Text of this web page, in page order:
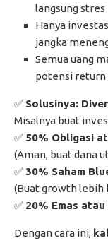
langsung stres
Hanya
jangka
Semua uang
potensi return
✅ Solusinya:
Misalnya buat
✅ 50% Obligasi
(Aman, buat dana
✅30% Saham
(Buat growth lebih
✅ 20% Emas
Dengan cara ini,